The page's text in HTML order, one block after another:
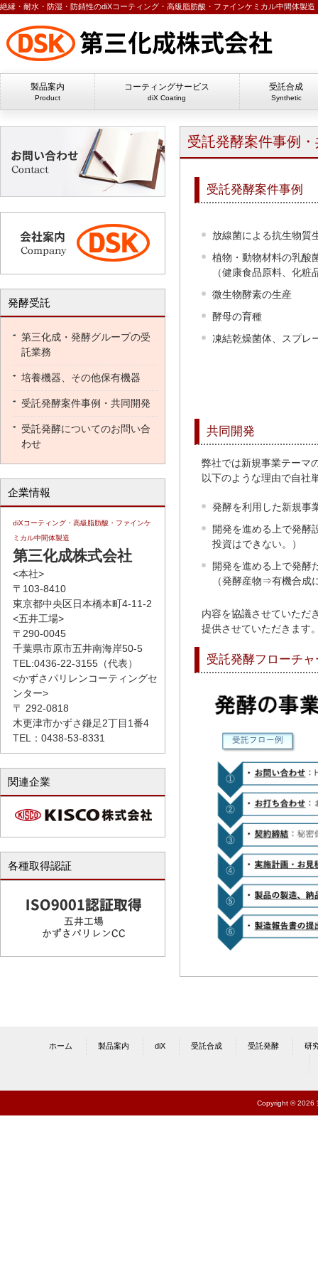
絶縁・耐水・防湿・防錆性のdiXコーティング・高級脂肪酸・ファインケミカル中間体製
製品案内
Product
コーティングサービス
diX Coating
受託合成
Synthetic
受託発酵案件事例
受託発酵案件事例
放線菌による抗生物質
植物・動物材料の乳酸
（健康食品原料、化
微生物酵素の生産
酵母の育種
凍結乾燥菌体、スプレ
共同開発
弊社では新規事業テーマ
以下のような理由で自社
発酵を利用した新規事
開発を進める上で発酵
投資はできない。）
開発を進める上で発酵
（発酵産物⇒有機合成
内容を協議させていただ
提供させていただきます
受託発酵フローチャ
発酵受託
第三化成・発酵グループの受
託業務
培養機器、その他保有機器
受託発酵案件事例・共同開発
受託発酵についてのお問い合
わせ
企業情報
diXコーティング・高級脂肪酸・ファインケ
ミカル中間体製造
第三化成株式会社
<本社>
〒103-8410
東京都中央区日本橋本町4-11-2
<五井工場>
〒290-0045
千葉県市原市五井南海岸50-5
TEL:0436-22-3155（代表）
<かずさパリレンコーティングセ
ンター>
〒 292-0818
木更津市かずさ鎌足2丁目1番4
TEL：0438-53-8331
関連企業
各種取得認証
ホーム 製品案内 diX 受託合成 受託発酵 研
Copyright © 2026